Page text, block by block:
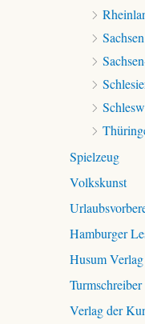
Sachsen
Spielzeug
Volkskunst
Hamburger
Husum Verlag
Verlag der